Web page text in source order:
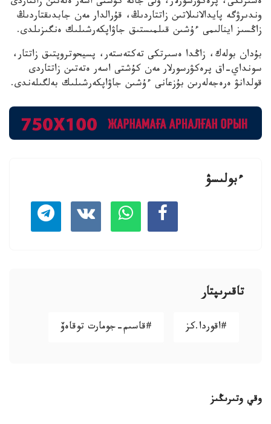
وندىرۋگە پايدالانىلاتىن زاتتاردىڭ، قۇرالدار مەن جابدىقتاردىڭ
زاڭسىز اينالىمى ءۇشىن قىلمىستىق جاۋاپكەرشىلىك ەنگىزىلدى.
بۇدان بولەك، زاڭدا ەسىرتكى تەكتەستەر، پسيحوتروپتىق زاتتار،
سونداي-اق پرەكۋرسورلار مەن كۇشتى اسەر ەتەتىن زاتتاردى
قولدانۋ ەرەجەلەرىن بۇزعانى ءۇشىن جاۋاپكەرشىلىك بەلگىلەندى.
ءبولىسۋ
تاقىرىپتار
#اقوردا.كز #قاسىم-جومارت توقاەۆ
وقي وتىرىڭىز